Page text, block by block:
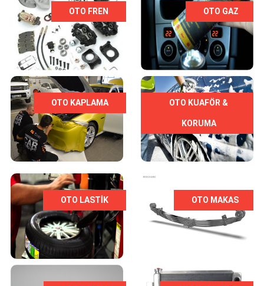
OTO FREN OTO GAZ
OTO KAPLAMA OTO KUAFÖR &
KORUMA
OTO LASTIK OTO MAKAS